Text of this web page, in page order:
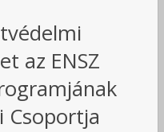
az ENSZ
Csoportja